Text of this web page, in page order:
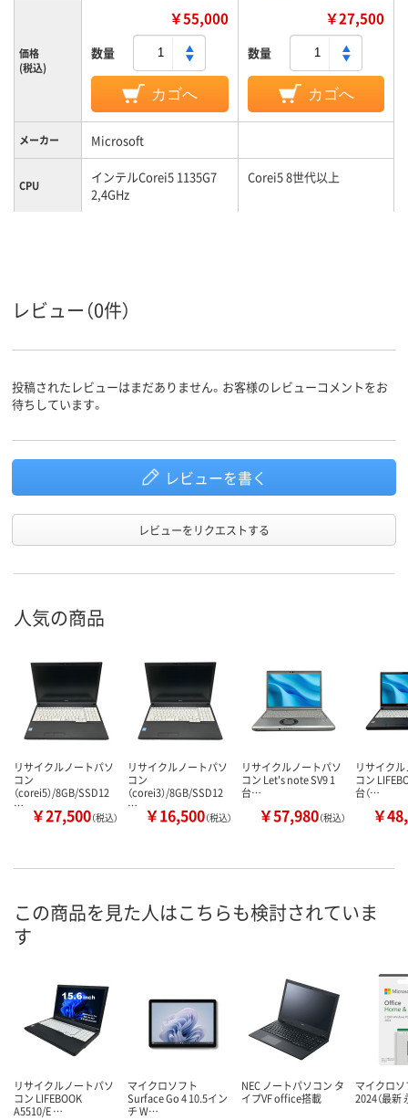
価格
(税込)
￥55,000
数量
カゴへ
￥27,500
数量
カゴへ
メーカー Microsoft
CPU
インテルCorei5 1135G7
2,4GHz
Corei5 8世代以上
ストレージ
容量
256GB
レビュー（0件）
投稿されたレビューはまだありません。お客様のレビューコメントをお
待ちしています。
レビューを書く
レビューをリクエストする
人気の商品
リサイクルノートパソ
コン
（corei5）/8GB/SSD12
…
￥27,500（税込）
リサイクルノートパソ
コン
（corei3）/8GB/SSD12
…
￥16,500（税込）
リサイクルノートパソ
コン Let's note SV9 1
台…
￥57,980（税込）
リサイク
コン
台（…
￥
この商品を見た人はこちらも検討されていま
す
リサイクルノートパソ
コン LIFEBOOK
A5510/E …
マイクロソフト
Surface Go 4 10.5イン
チ W…
NEC ノートパソコン タ
イプVF office搭載
マイクロ
2024（最新